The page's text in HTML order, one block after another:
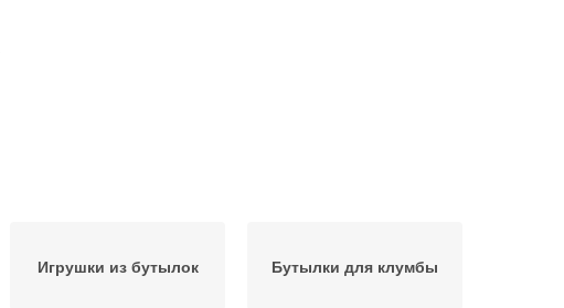
Игрушки из бутылок Бутылки для клумбы